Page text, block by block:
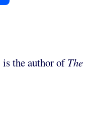
is the author ofThe